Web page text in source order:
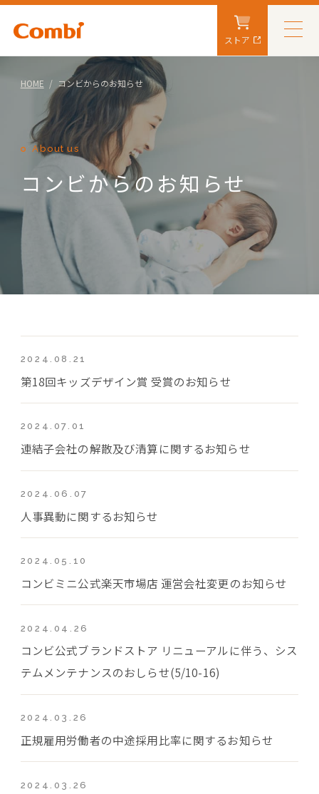
ストア
HOME コンビからのお知らせ
About us
コンビからのお知らせ
2024.08.21
第18回キッズデザイン賞 受賞のお知らせ
2024.07.01
連結子会社の解散及び清算に関するお知らせ
2024.06.07
人事異動に関するお知らせ
2024.05.10
コンビミニ公式楽天市場店 運営会社変更のお知らせ
2024.04.26
コンビ公式ブランドストア リニューアルに伴う、シス
テムメンテナンスのおしらせ(5/10-16)
2024.03.26
正規雇用労働者の中途採用比率に関するお知らせ
2024.03.26